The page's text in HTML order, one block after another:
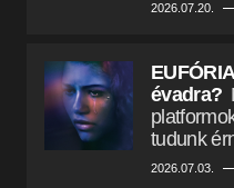
2026.07.20.
évadra?
tudunk
2026.07.03.